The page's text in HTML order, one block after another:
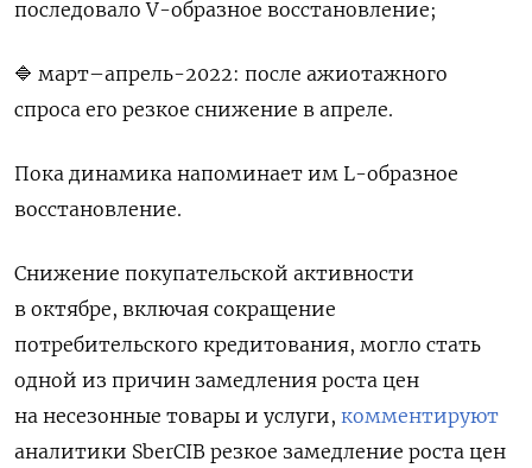
последовало V-образное восстановление;
🔷 март–апрель-2022: после ажиотажного
спроса его резкое снижение в апреле.
Пока динамика напоминает им L-образное
восстановление.
Снижение покупательской активности
в октябре, включая сокращение
потребительского кредитования, могло стать
одной из причин замедления роста цен
на несезонные товары и услуги, комментируют
аналитики SberCIB резкое замедление роста цен